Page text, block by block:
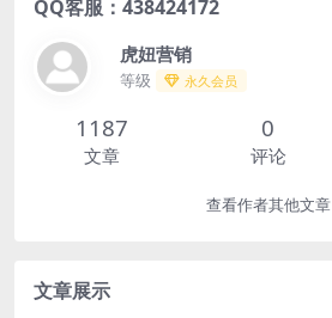
QQ客服：438424172
虎妞营销
等级 永久会员
1187
文章
0
评论
查看作者其他文章
文章展示